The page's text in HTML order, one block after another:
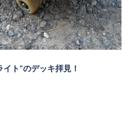
ト”のデッキ拝見！